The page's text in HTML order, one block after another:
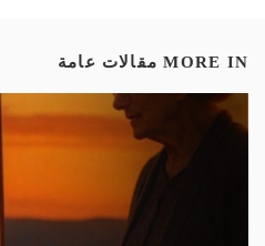
MORE IN مقالات عامة